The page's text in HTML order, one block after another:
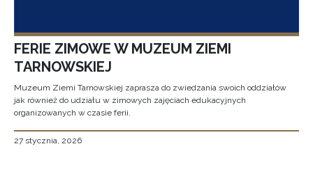
FERIE ZIMOWE W MUZEUM ZIEMI
TARNOWSKIEJ
Muzeum Ziemi Tarnowskiej zaprasza do zwiedzania swoich oddziałów
jak również do udziału w zimowych zajęciach edukacyjnych
organizowanych w czasie ferii.
27 stycznia, 2026